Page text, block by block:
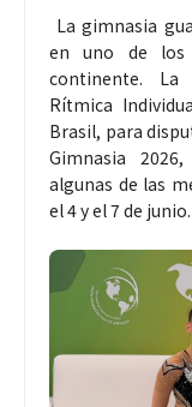
La gimnasia
en uno de los
continente. La
Rítmica
Brasil, para
Gimnasia
algunas de las
el 4 y el 7 de junio.